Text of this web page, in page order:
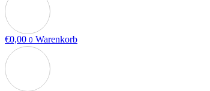
€0,00 0 Warenkorb